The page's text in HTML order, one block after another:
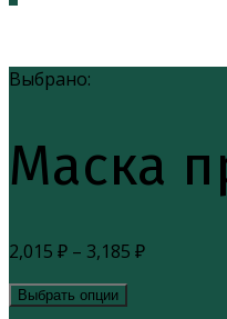
Выбрано:
Маска
2,015 ₽ – 3,185 ₽
Выбрать опции